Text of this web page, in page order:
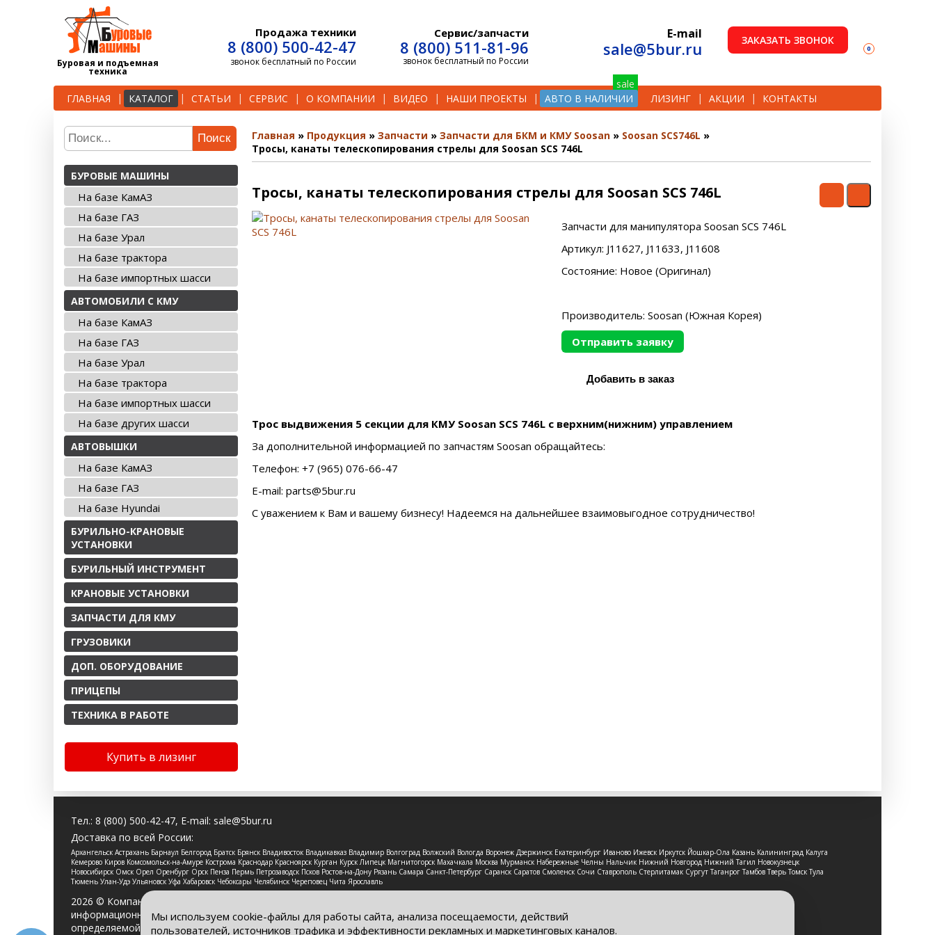
Буровая и подъемная
техника
Продажа техники
8 (800) 500-42-47
звонок бесплатный по России
Сервис/запчасти
8 (800) 511-81-96
звонок бесплатный по России
E-mail
sale@5bur.ru ЗАКАЗАТЬ ЗВОНОК
0
ГЛАВНАЯ КАТАЛОГ СТАТЬИ СЕРВИС О КОМПАНИИ ВИДЕО НАШИ ПРОЕКТЫ АВТО В НАЛИЧИИ ЛИЗИНГ АКЦИИ КОНТАКТЫ
Поиск
БУРОВЫЕ МАШИНЫ
На базе КамАЗ
На базе ГАЗ
На базе Урал
На базе трактора
На базе импортных шасси
АВТОМОБИЛИ С КМУ
На базе КамАЗ
На базе ГАЗ
На базе Урал
На базе трактора
На базе импортных шасси
На базе других шасси
АВТОВЫШКИ
На базе КамАЗ
На базе ГАЗ
На базе Hyundai
БУРИЛЬНО-КРАНОВЫЕ
УСТАНОВКИ
БУРИЛЬНЫЙ ИНСТРУМЕНТ
КРАНОВЫЕ УСТАНОВКИ
ЗАПЧАСТИ ДЛЯ КМУ
ГРУЗОВИКИ
ДОП. ОБОРУДОВАНИЕ
ПРИЦЕПЫ
ТЕХНИКА В РАБОТЕ
Купить в лизинг
Главная Продукция Запчасти Запчасти для БКМ и КМУ Soosan
Soosan SCS746L
Тросы, канаты телескопирования стрелы для Soosan SCS 746L
Тросы, канаты телескопирования стрелы для Soosan SCS 746L
Запчасти для манипулятора Soosan SCS 746L
Артикул: J11627, J11633, J11608
Состояние: Новое (Оригинал)
Производитель: Soosan (Южная Корея)
Отправить заявку
Трос выдвижения 5 секции для КМУ Soosan SCS 746L с верхним(нижним) управлением
За дополнительной информацией по запчастям Soosan обращайтесь:
Телефон: +7 (965) 076-66-47
E-mail: parts@5bur.ru
С уважением к Вам и вашему бизнесу! Надеемся на дальнейшее взаимовыгодное сотрудничество!
Тел.: 8 (800) 500-42-47, E-mail: sale@5bur.ru
Доставка по всей России:
Архангельск Астрахань Барнаул Белгород Братск Брянск Владивосток Владикавказ Владимир Волгоград Волжский Вологда Воронеж Дзержинск Екатеринбург Иваново Ижевск Иркутск Йошкар-Ола Казань Калининград Калуга
Кемерово Киров Комсомольск-на-Амуре Кострома Краснодар Красноярск Курган Курск Липецк Магнитогорск Махачкала Москва Мурманск Набережные Челны Нальчик Нижний Новгород Нижний Тагил Новокузнецк
Новосибирск Омск Орел Оренбург Орск Пенза Пермь Петрозаводск Псков Ростов-на-Дону Рязань Самара Санкт-Петербург Саранск Саратов Смоленск Сочи Ставрополь Стерлитамак Сургут Таганрог Тамбов Тверь Томск Тула
Тюмень Улан-Удэ Ульяновск Уфа Хабаровск Чебоксары Челябинск Череповец Чита Ярославль
2026 © Компания «Буровые Машины». Все права защищены. Обращаем Ваше внимание на то, что данный интернет-сайт носит исключительно
информационный характер и ни при каких условиях информационные материалы и цены, размещенные на сайте, не является публичной офертой,
определяемой положениями Статьи 437 Гражданского кодекса РФ.
Мы используем cookie-файлы для работы сайта, анализа посещаемости, действий
пользователей, источников трафика и эффективности рекламных и маркетинговых каналов.